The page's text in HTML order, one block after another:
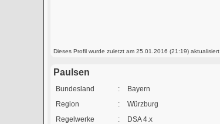
Dieses Profil wurde zuletzt am 25.01.2016 (21:19) aktualisiert.
Paulsen
Bundesland :
Bayern
Region
:
Würzburg
Regelwerke
:
DSA 4.x